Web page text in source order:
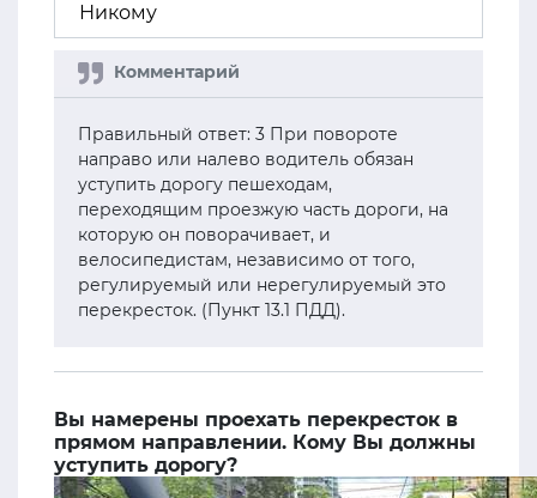
Никому
Правильный ответ: 3 При повороте
направо или налево водитель обязан
уступить дорогу пешеходам,
переходящим проезжую часть дороги, на
которую он поворачивает, и
велосипедистам, независимо от того,
регулируемый или нерегулируемый это
перекресток. (Пункт 13.1 ПДД).
Вы намерены проехать перекресток в
прямом направлении. Кому Вы должны
уступить дорогу?